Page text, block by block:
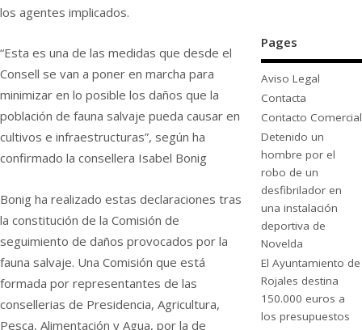
los agentes implicados.
“Esta es una de las medidas que desde el
Consell se van a poner en marcha para
minimizar en lo posible los daños que la
población de fauna salvaje pueda causar en
cultivos e infraestructuras”, según ha
confirmado la consellera Isabel Bonig
Bonig ha realizado estas declaraciones tras
la constitución de la Comisión de
seguimiento de daños provocados por la
fauna salvaje. Una Comisión que está
formada por representantes de las
consellerias de Presidencia, Agricultura,
Pesca, Alimentación y Agua, por la de
Pages
Aviso Legal
Contacta
Contacto Comercial
Detenido un
hombre por el
robo de un
desfibrilador en
una instalación
deportiva de
Novelda
El Ayuntamiento de
Rojales destina
150.000 euros a
los presupuestos